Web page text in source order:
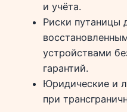
и учёта.
Риски путаницы
устройствами
гарантий.
Юридические и
при